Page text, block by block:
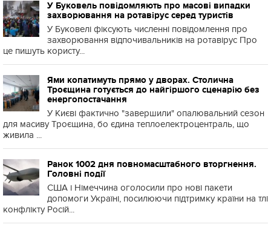
У Буковель повідомляють про масові випадки
захворювання на ротавірус серед туристів
У Буковелі фіксують численні повідомлення про
захворювання відпочивальників на ротавірус Про
це пишуть користу...
Ями копатимуть прямо у дворах. Столична
Троєщина готується до найгіршого сценарію без
енергопостачання
У Києві фактично "завершили" опалювальний сезон
для масиву Троєщина, бо єдина теплоелектроцентраль, що
живила ...
Ранок 1002 дня повномасштабного вторгнення.
Головні події
США і Німеччина оголосили про нові пакети
допомоги Україні, посилюючи підтримку країни на тлі
конфлікту Росій...